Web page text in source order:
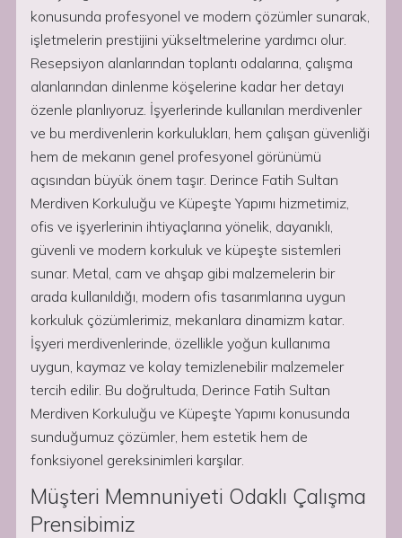
konusunda profesyonel ve modern çözümler sunarak,
işletmelerin prestijini yükseltmelerine yardımcı olur.
Resepsiyon alanlarından toplantı odalarına, çalışma
alanlarından dinlenme köşelerine kadar her detayı
özenle planlıyoruz. İşyerlerinde kullanılan merdivenler
ve bu merdivenlerin korkulukları, hem çalışan güvenliği
hem de mekanın genel profesyonel görünümü
açısından büyük önem taşır. Derince Fatih Sultan
Merdiven Korkuluğu ve Küpeşte Yapımı hizmetimiz,
ofis ve işyerlerinin ihtiyaçlarına yönelik, dayanıklı,
güvenli ve modern korkuluk ve küpeşte sistemleri
sunar. Metal, cam ve ahşap gibi malzemelerin bir
arada kullanıldığı, modern ofis tasarımlarına uygun
korkuluk çözümlerimiz, mekanlara dinamizm katar.
İşyeri merdivenlerinde, özellikle yoğun kullanıma
uygun, kaymaz ve kolay temizlenebilir malzemeler
tercih edilir. Bu doğrultuda, Derince Fatih Sultan
Merdiven Korkuluğu ve Küpeşte Yapımı konusunda
sunduğumuz çözümler, hem estetik hem de
fonksiyonel gereksinimleri karşılar.
Müşteri Memnuniyeti Odaklı Çalışma
Prensibimiz